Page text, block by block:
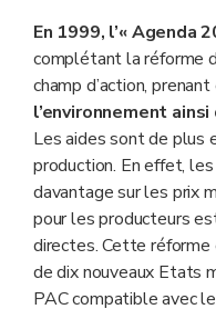
En 1999, l’« Agenda
complétant la réforme
champ d’action,
l’environnement
Les aides sont de plus
production. En effet,
davantage sur les prix
pour les producteurs
directes. Cette réforme
de dix nouveaux Etats
PAC compatible avec